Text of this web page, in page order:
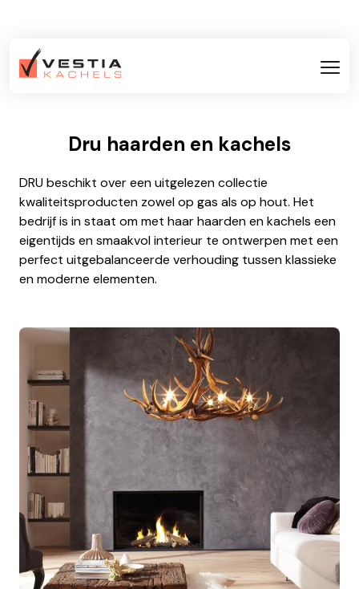
Dru haarden en kachels
DRU beschikt over een uitgelezen collectie
kwaliteitsproducten zowel op gas als op hout. Het
bedrijf is in staat om met haar haarden en kachels een
eigentijds en smaakvol interieur te ontwerpen met een
perfect uitgebalanceerde verhouding tussen klassieke
en moderne elementen.